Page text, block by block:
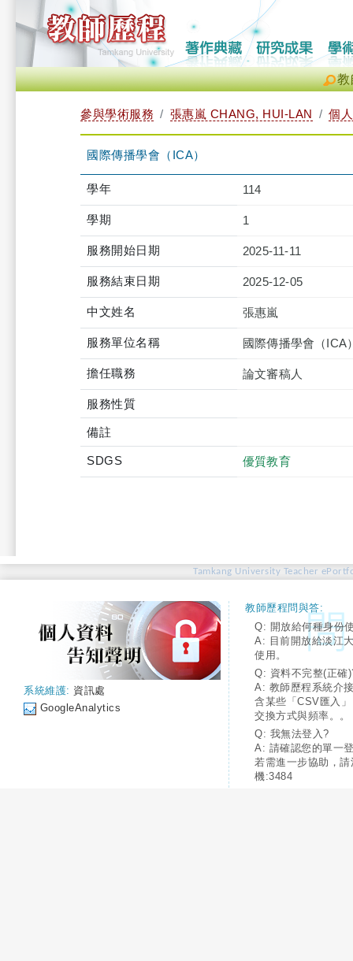
教
參與學術服務 張惠嵐 CHANG, HUI-LAN 個
國際傳播學會（ICA）
學年 114
學期 1
服務開始日期 2025-11-11
服務結束日期 2025-12-05
中文姓名 張惠嵐
服務單位名稱 國際傳播學會（ICA
擔任職務 論文審稿人
服務性質
備註
SDGS 優質教育
Tamkang University Teacher
系統維護: 資訊處
GoogleAnalytics
教師歷程問與答:
Q: 開放給何種身份
A: 目前開放給淡江
使用。
Q: 資料不完整(正確
A: 教師歷程系統介
含某些「CSV匯入
交換方式與頻率。。
Q: 我無法登入?
A: 請確認您的單一
若需進一步協助，
機:3484